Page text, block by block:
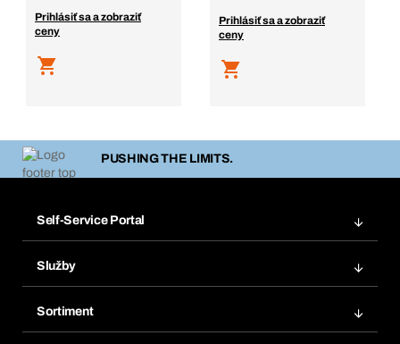
Prihlásiť sa a zobraziť
ceny
Prihlásiť sa a zobraziť
ceny
PUSHING THE LIMITS.
Self-Service Portal
Obľúbené
Opakované objednávky
Služby
Sortiment